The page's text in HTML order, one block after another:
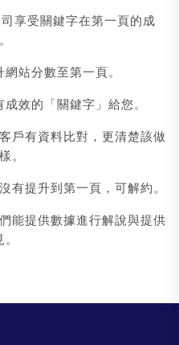
享受關鍵字在第一頁的成
站分數至第一頁。
效的「關鍵字」給您。
戶有資料比對，更清楚該做
。
有提升到第一頁，可解約。
能提供數據進行解說與提供